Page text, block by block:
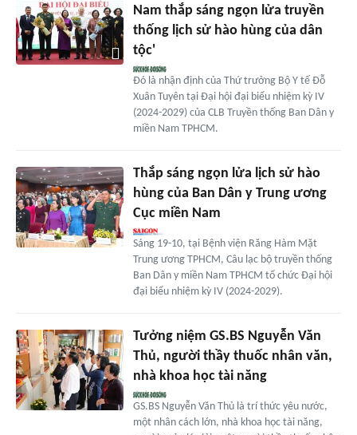
Nam thắp sáng ngọn lửa truyền
thống lịch sử hào hùng của dân
tộc'
Đó là nhận định của Thứ trưởng Bộ Y tế Đỗ
Xuân Tuyên tại Đại hội đại biểu nhiệm kỳ IV
(2024-2029) của CLB Truyền thống Ban Dân y
miền Nam TPHCM.
Thắp sáng ngọn lửa lịch sử hào
hùng của Ban Dân y Trung ương
Cục miền Nam
Sáng 19-10, tại Bệnh viện Răng Hàm Mặt
Trung ương TPHCM, Câu lạc bộ truyền thống
Ban Dân y miền Nam TPHCM tổ chức Đại hội
đại biểu nhiệm kỳ IV (2024-2029).
Tưởng niệm GS.BS Nguyễn Văn
Thủ, người thầy thuốc nhân văn,
nhà khoa học tài năng
GS.BS Nguyễn Văn Thủ là trí thức yêu nước,
một nhân cách lớn, nhà khoa học tài năng,